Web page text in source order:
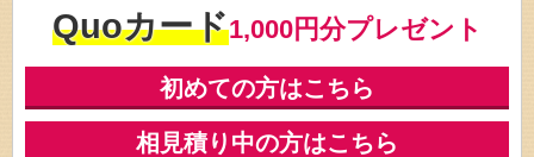
Quoカード1,000円分プレゼント
初めての方はこちら
相見積り中の方はこちら